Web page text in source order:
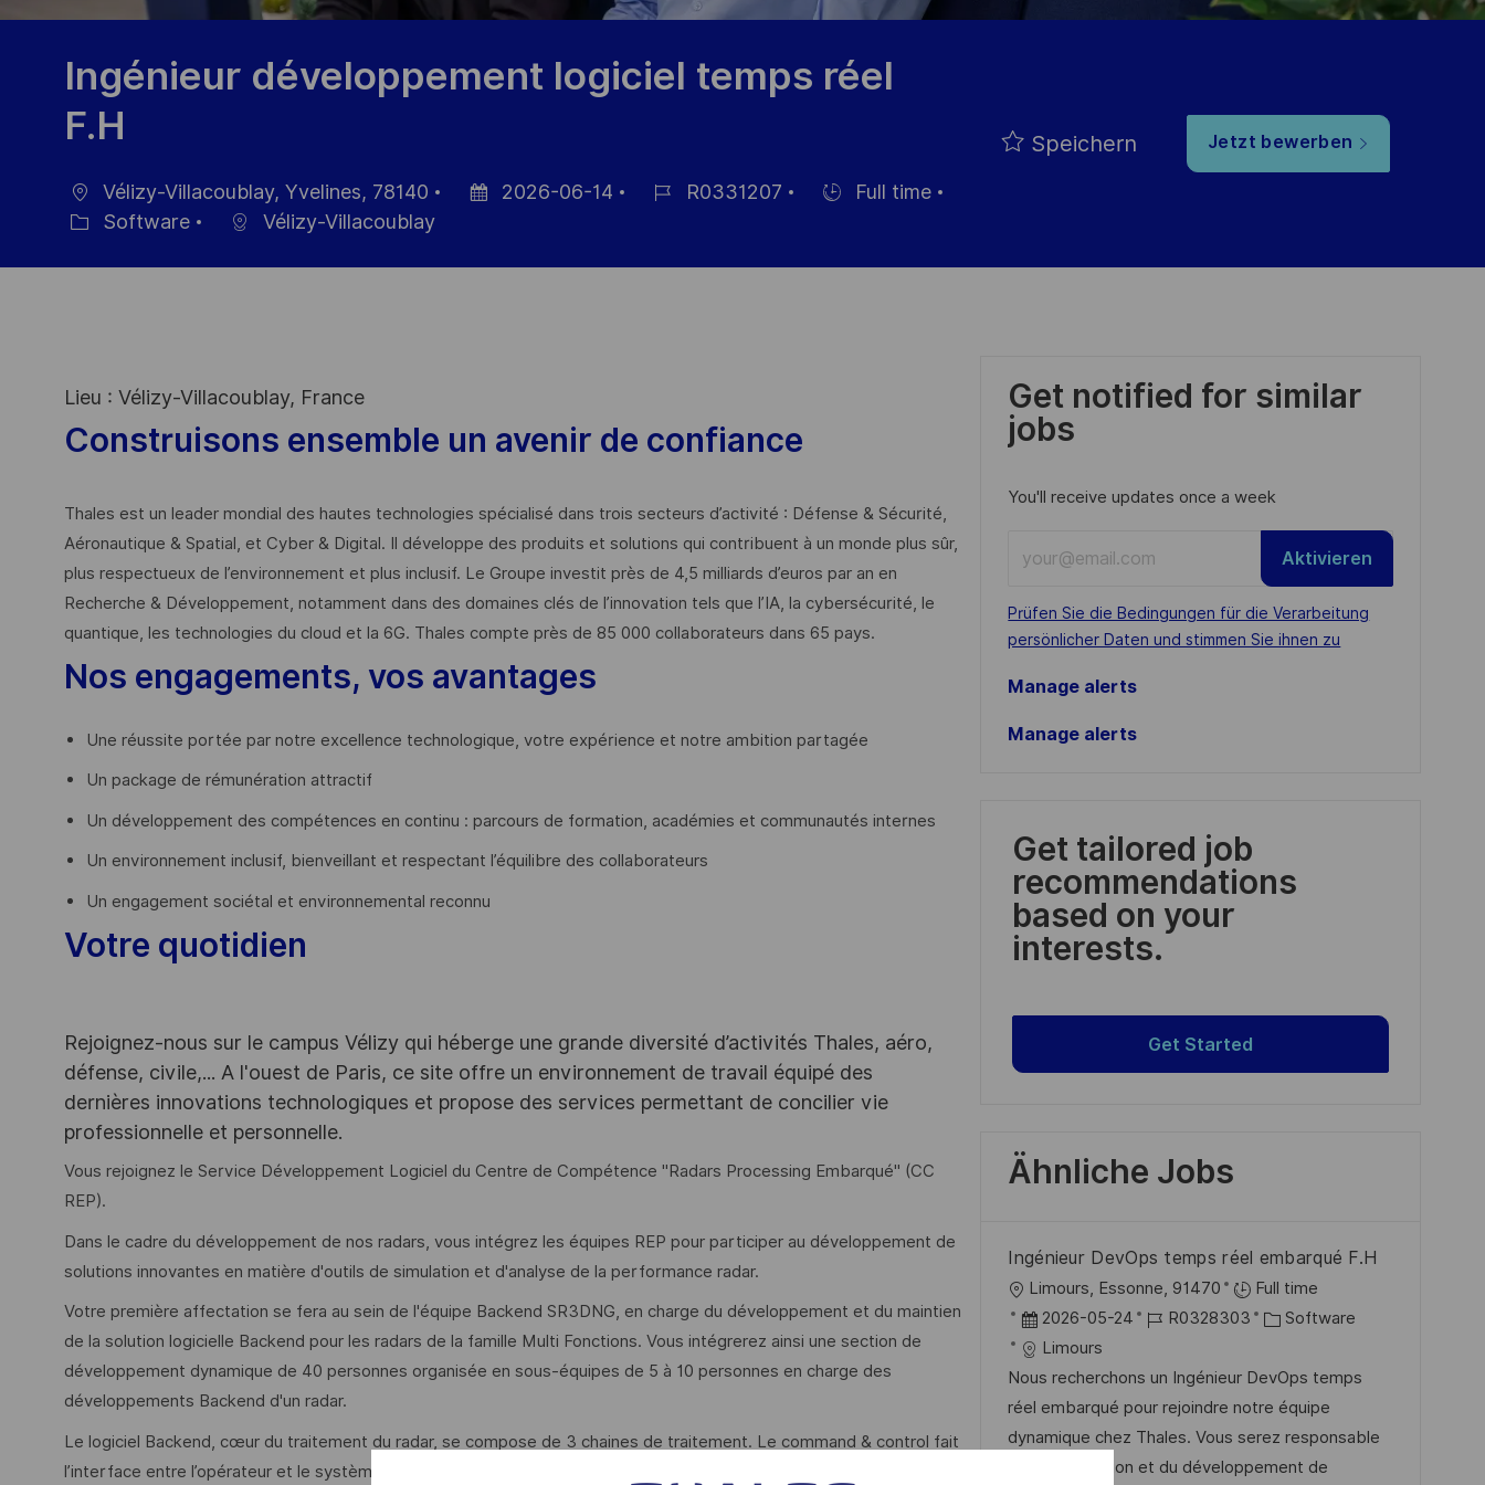
Ingénieur développement logiciel temps réel
F.H
Ort
Vélizy-Villacoublay, Yvelines, 78140
Veröffentlichung
2026-06-14
R0331207
Full time
Software Vélizy-Villacoublay
Speichern Jetzt bewerben
Lieu : Vélizy-Villacoublay, France
Construisons ensemble un avenir de confiance
Thales est un leader mondial des hautes technologies spécialisé dans trois secteurs d’activité : Défense & Sécurité,
Aéronautique & Spatial, et Cyber & Digital. Il développe des produits et solutions qui contribuent à un monde plus sûr,
plus respectueux de l’environnement et plus inclusif. Le Groupe investit près de 4,5 milliards d’euros par an en
Recherche & Développement, notamment dans des domaines clés de l’innovation tels que l’IA, la cybersécurité, le
quantique, les technologies du cloud et la 6G. Thales compte près de 85 000 collaborateurs dans 65 pays. ​
Nos engagements, vos avantages
Une réussite portée par notre excellence technologique, votre expérience et notre ambition partagée
Un package de rémunération attractif
Un développement des compétences en continu : parcours de formation, académies et communautés internes
Un environnement inclusif, bienveillant et respectant l’équilibre des collaborateurs
Un engagement sociétal et environnemental reconnu
Votre quotidien
Rejoignez-nous sur le campus Vélizy qui héberge une grande diversité d’activités Thales, aéro,
défense, civile,... A l'ouest de Paris, ce site offre un environnement de travail équipé des
dernières innovations technologiques et propose des services permettant de concilier vie
professionnelle et personnelle.
Vous rejoignez le Service Développement Logiciel du Centre de Compétence "Radars Processing Embarqué" (CC
REP).
Dans le cadre du développement de nos radars, vous intégrez les équipes REP pour participer au développement de
solutions innovantes en matière d'outils de simulation et d'analyse de la performance radar.
Votre première affectation se fera au sein de l'équipe Backend SR3DNG, en charge du développement et du maintien
de la solution logicielle Backend pour les radars de la famille Multi Fonctions. Vous intégrerez ainsi une section de
développement dynamique de 40 personnes organisée en sous-équipes de 5 à 10 personnes en charge des
développements Backend d'un radar.
Le logiciel Backend, cœur du traitement du radar, se compose de 3 chaines de traitement. Le command & control fait
l’interface entre l’opérateur et le système. Le séquencement, garant du temps radar, pilote l’antenne pour l’ensemble
Get notified for similar
jobs
You'll receive updates once a week
Email
address
(Required)
Required
Prüfen Sie die Bedingungen für die Verarbeitung
persönlicher Daten und stimmen Sie ihnen zu
Aktivieren
Manage alerts
Manage alerts
Get tailored job
recommendations
based on your
interests.
Get Started
Ähnliche Jobs
Ingénieur DevOps temps réel embarqué F.H
O
r
t
Limours, Essonne, 91470
Full time
D
a
t
u
m
2026-05-24
J
b
-
I
D
R0328303
K
t
e
g
o
Software
Limours
Nous recherchons un Ingénieur DevOps temps
réel embarqué pour rejoindre notre équipe
dynamique chez Thales. Vous serez responsable
de la conception et du développement de